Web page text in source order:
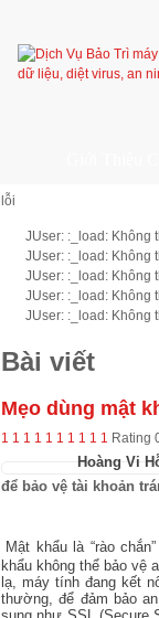
lỗi
JUser: :_load: Không
JUser: :_load: Không
JUser: :_load: Không
JUser: :_load: Không
JUser: :_load: Không
Bài viết
Mẹo dùng mật
1 1 1 1 1 1 1 1 1 1 Rating
để bảo vệ tài khoản
Mật khẩu là “rào
khẩu không thể bảo vệ
lạ, máy tính đang kết
thường, để đảm bảo
Hoàng Vi